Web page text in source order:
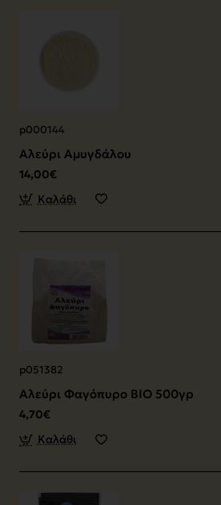
p000144
Αλεύρι Αμυγδάλου
14,00€
Καλάθι
p051382
Αλεύρι Φαγόπυρο ΒΙΟ 500γρ
4,70€
Καλάθι